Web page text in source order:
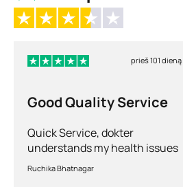
prieš 101 dieną
Good Quality Service
Quick Service, dokter
understands my health issues
and good diagnosis
Ruchika Bhatnagar